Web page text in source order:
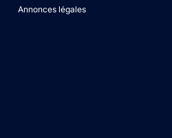
Annonces légales